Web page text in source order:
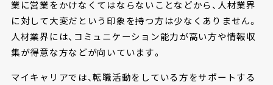
業に営業をかけなくてはならないことなどから、人材業界
に対して大変だという印象を持つ方は少なくありません。
人材業界には、コミュニケーション能力が高い方や情報収
集が得意な方などが向いています。
マイキャリアでは、転職活動をしている方をサポートする